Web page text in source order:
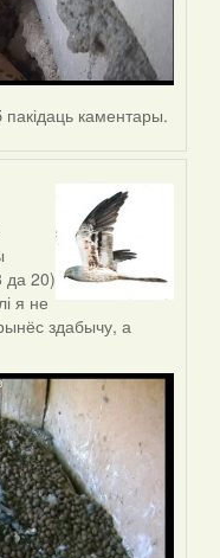
пакідаць каментары.
да 20)
я не
здабычу, а